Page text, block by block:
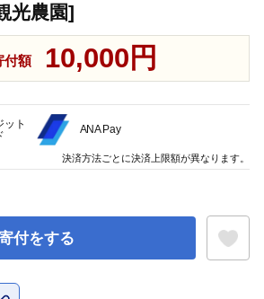
光農園]
付額 10,000円
付をする
ット
ANA Pay
決済方法ごとに決済上限額が異なります。